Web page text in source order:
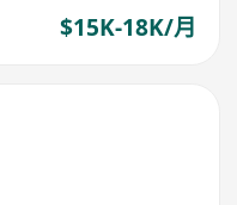
$15K-18K/月